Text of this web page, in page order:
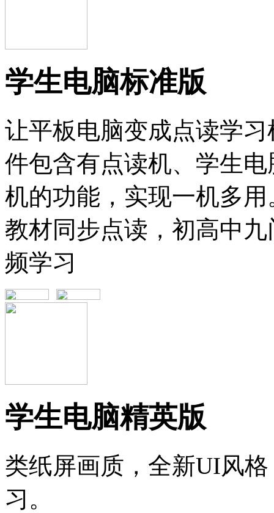
学生电脑标准版
让平板电脑变成点读学
件包含有点读机、学生
机的功能，实现一机多
教材同步点读，初高中
频学习
学生电脑精英版
类纸屏画质，全新UI风
习。